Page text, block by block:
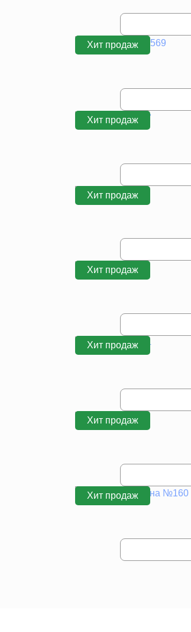
Хит продаж
Хит продаж
Хит продаж
Хит продаж
Хит продаж
Хит продаж
Хит продаж